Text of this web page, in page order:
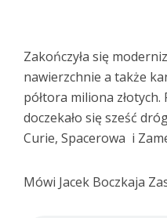
Zakończyła się
nawierzchnie a także
półtora miliona
doczekało się sześć
Curie, Spacerowa i
Mówi Jacek Boczkaja